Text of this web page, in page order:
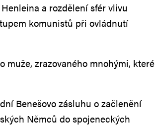
a rozdělení sfér vlivu
komunistů při ovládnutí
muže, zrazovaného mnohými, které
Benešovo zásluhu o začlenění
Němců do spojeneckých